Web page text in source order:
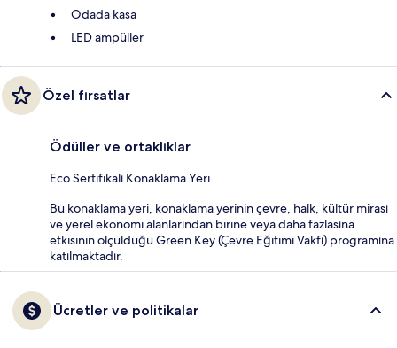
Odada kasa
LED ampüller
Özel fırsatlar
Ödüller ve ortaklıklar
Eco Sertifikalı Konaklama Yeri
Bu konaklama yeri, konaklama yerinin çevre, halk, kültür mirası
ve yerel ekonomi alanlarından birine veya daha fazlasına
etkisinin ölçüldüğü Green Key (Çevre Eğitimi Vakfı) programına
katılmaktadır.
Ücretler ve politikalar